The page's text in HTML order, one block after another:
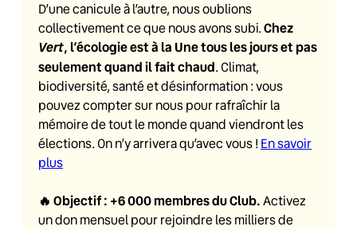
D’une canicule à l’autre, nous oublions
collectivement ce que nous avons subi.Chez
Vert, l’écologie est à la Une tous les jours et pas
seulement quand il fait chaud. Climat,
biodiversité, santé et désinformation : vous
pouvez compter sur nous pour rafraîchir la
mémoire de tout le monde quand viendront les
élections. On n’y arrivera qu’avec vous ! En savoir
plus
🔥 Objectif : +6 000 membres du Club. Activez
un don mensuel pour rejoindre les milliers de